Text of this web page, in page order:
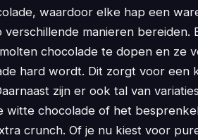
waardoor elke hap een
manieren bereiden.
chocolade te dopen en ze
hard wordt. Dit zorgt voor een
zijn er ook tal van
witte chocolade of het
crunch. Of je nu kiest voor